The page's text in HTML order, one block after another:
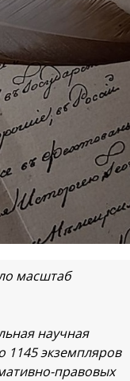
масштаб
научная
1145 экземпляров
правовых